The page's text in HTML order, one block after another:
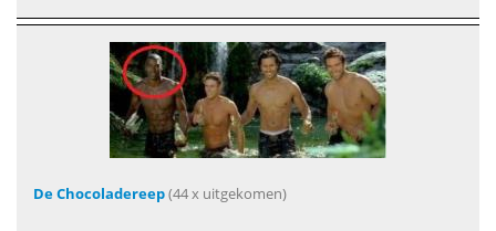
De Chocoladereep(44 x uitgekomen)